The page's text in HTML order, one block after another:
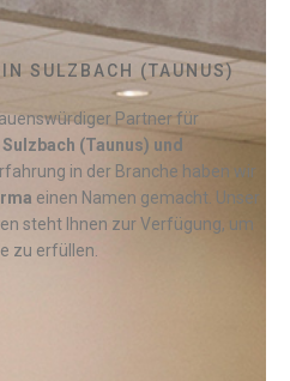
SULZBACH (TAUNUS)
Partner für
Sulzbach (Taunus) und
in der Branche haben wir
einen Namen gemacht. Unser
steht Ihnen zur Verfügung, um
zu erfüllen.